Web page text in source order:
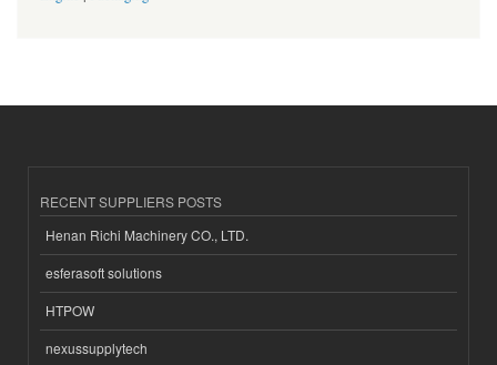
RECENT SUPPLIERS POSTS
Henan Richi Machinery CO., LTD.
esferasoft solutions
HTPOW
nexussupplytech